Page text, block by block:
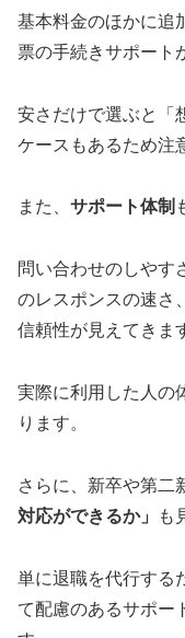
基本料金のほかに追
票の手続きサポート
安さだけで選ぶと「
ケースもあるため注
また、 サポート体制
問い合わせのしやす
のレスポンスの速さ
信頼性が見えてきま
実際に利用した人の
ります。
さらに、新卒や第二
対応ができるか」
も
単に退職を代行する
て配慮のあるサポー